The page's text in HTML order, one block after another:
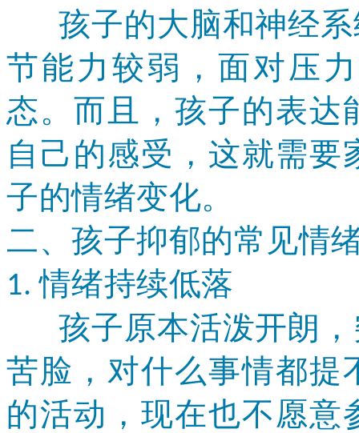
孩子的大脑和神经系
节能力较弱，面对压
态。而且，孩子的表达
自己的感受，这就需
子的情绪变化。
二、孩子抑郁的常见情
1.情绪持续低落
孩子原本活泼开朗，
苦脸，对什么事情都提
的活动，现在也不愿意